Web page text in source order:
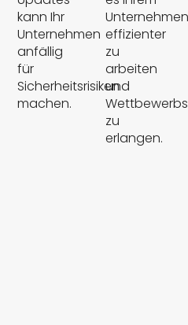
kann Ihr
Unternehmen
anfällig
für
Sicherheitsrisiken
machen.
effizienter
zu
arbeiten
und
zu
erlangen.